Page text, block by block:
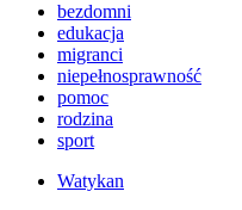
bezdomni
edukacja
migranci
niepełnosprawność
pomoc
rodzina
sport
Watykan